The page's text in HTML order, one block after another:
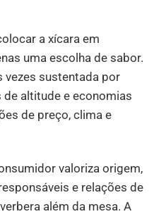
a xícara em
uma escolha de sabor.
vezes sustentada por
altitude e economias
de preço, clima e
valoriza origem,
e relações de
além da mesa. A